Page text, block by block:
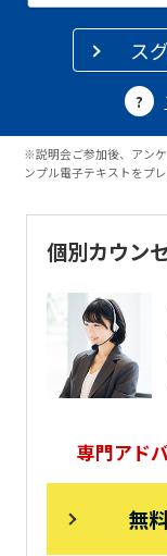
ス
※説明会ご参加後、アン
ンプル電子テキストをプレ
個別カウン
専門アド
無